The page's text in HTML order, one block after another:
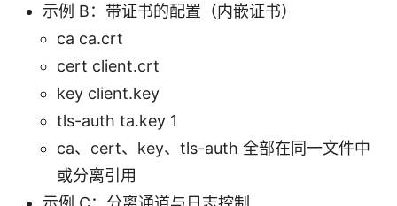
示例 B：带证书的配置（内嵌证书）
ca ca.crt
cert client.crt
key client.key
tls-auth ta.key 1
ca、cert、key、tls-auth 全部在同一文件中
或分离引用